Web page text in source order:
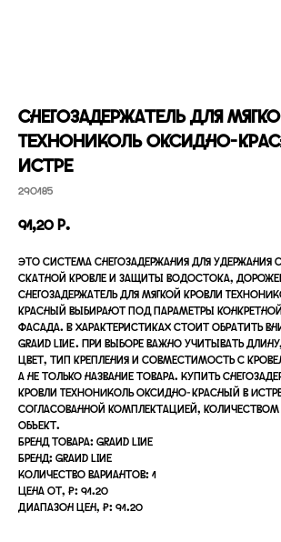
Снегозадержатель для
ТЕХНОНИКОЛЬ оксидно-
Истре
290185
91,20 р.
Это система снегозадержания для
скатной кровле и защиты водостока,
Снегозадержатель для мягкой кровли
красный выбирают под параметры
фасада. В характеристиках стоит обратить
Grand Line. При выборе важно учитывать
цвет, тип крепления и совместимость с
а не только название товара. Купить
кровли ТЕХНОНИКОЛЬ оксидно-красный в
согласованной комплектацией,
объект.
Бренд товара: Grand Line
Бренд: Grand Line
Количество вариантов: 1
Цена от, ₽: 91.20
Диапазон цен, ₽: 91.20